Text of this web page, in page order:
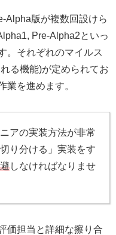
Alpha版が複数回設けら
Pre-Alpha2といっ
。それぞれのマイルス
る機能)が定められてお
業を進めます。
アの実装方法が非常
り分ける」実装をす
しなければなりませ
価担当と詳細な擦り合